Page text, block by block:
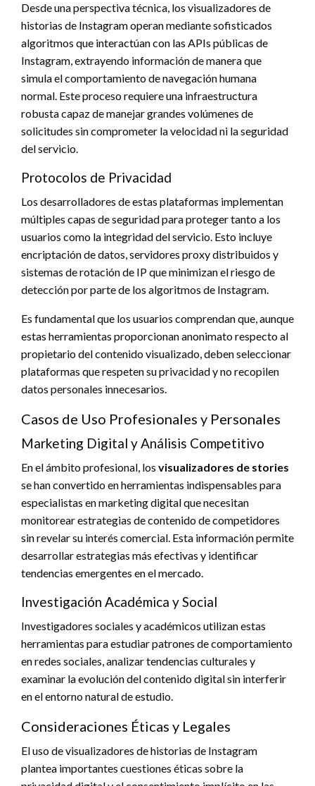
Desde una perspectiva técnica, los visualizadores de
historias de Instagram operan mediante sofisticados
algoritmos que interactúan con las APIs públicas de
Instagram, extrayendo información de manera que
simula el comportamiento de navegación humana
normal. Este proceso requiere una infraestructura
robusta capaz de manejar grandes volúmenes de
solicitudes sin comprometer la velocidad ni la seguridad
del servicio.
Protocolos de Privacidad
Los desarrolladores de estas plataformas implementan
múltiples capas de seguridad para proteger tanto a los
usuarios como la integridad del servicio. Esto incluye
encriptación de datos, servidores proxy distribuidos y
sistemas de rotación de IP que minimizan el riesgo de
detección por parte de los algoritmos de Instagram.
Es fundamental que los usuarios comprendan que, aunque
estas herramientas proporcionan anonimato respecto al
propietario del contenido visualizado, deben seleccionar
plataformas que respeten su privacidad y no recopilen
datos personales innecesarios.
Casos de Uso Profesionales y Personales
Marketing Digital y Análisis Competitivo
En el ámbito profesional, los visualizadores de stories
se han convertido en herramientas indispensables para
especialistas en marketing digital que necesitan
monitorear estrategias de contenido de competidores
sin revelar su interés comercial. Esta información permite
desarrollar estrategias más efectivas y identificar
tendencias emergentes en el mercado.
Investigación Académica y Social
Investigadores sociales y académicos utilizan estas
herramientas para estudiar patrones de comportamiento
en redes sociales, analizar tendencias culturales y
examinar la evolución del contenido digital sin interferir
en el entorno natural de estudio.
Consideraciones Éticas y Legales
El uso de visualizadores de historias de Instagram
plantea importantes cuestiones éticas sobre la